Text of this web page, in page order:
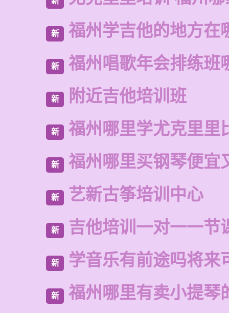
新 福州学吉他的地方在
新 福州唱歌年会排练班
新 附近吉他培训班
新 福州哪里学尤克里里
新 福州哪里买钢琴便宜
新 艺新古筝培训中心
新 吉他培训一对一一节
新 学音乐有前途吗将来
新 福州哪里有卖小提琴